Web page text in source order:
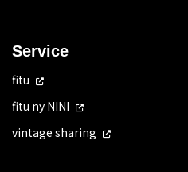
Service
fitu
fitu ny NINI
vintage sharing